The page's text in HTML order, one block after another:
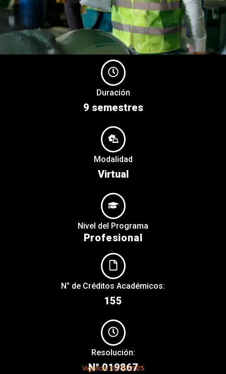
Duración
9 semestres
Modalidad
Virtual
Nivel del Programa
Profesional
N° de Créditos Académicos:
155
Resolución:
N° 019867
Vigencia: 02/10/2025